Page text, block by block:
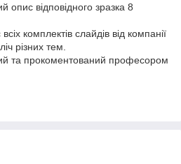
опис відповідного зразка 8
комплектів слайдів від компанії
різних тем.
та прокоментований професором